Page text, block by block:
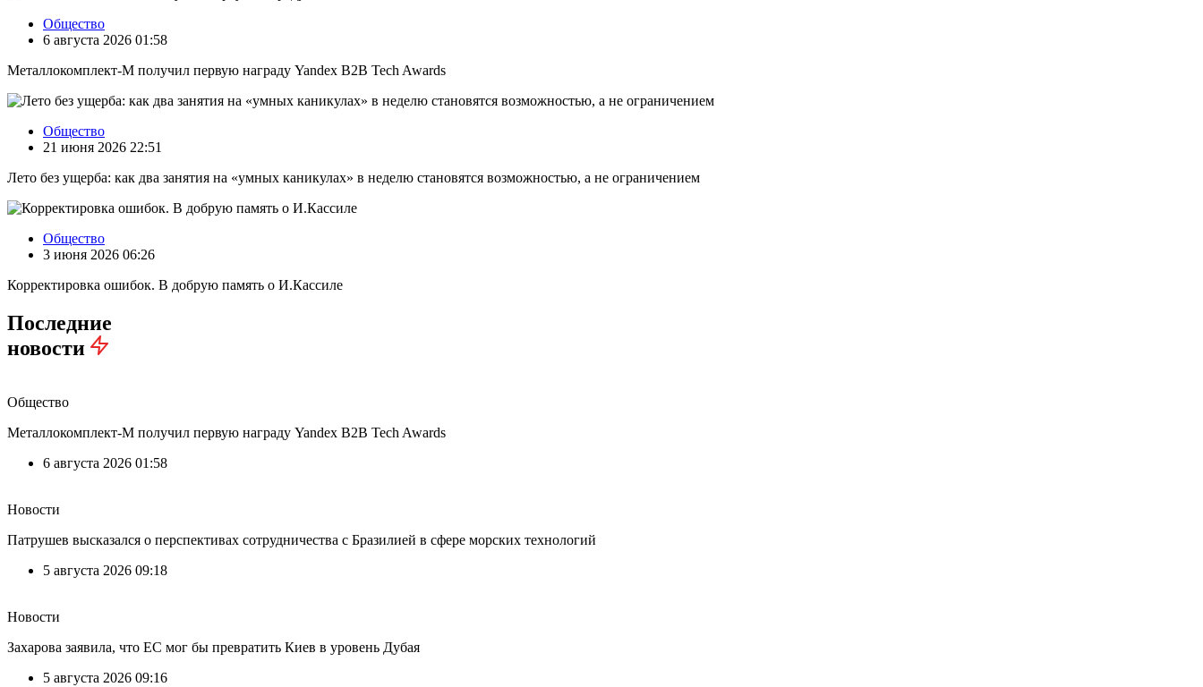
Общество
6 августа 2026 01:58
Металлокомплект-М получил первую награду Yandex B2B Tech Awards
Общество
21 июня 2026 22:51
Лето без ущерба: как два занятия на «умных каникулах» в неделю становятся возможностью, а не ограничением
Общество
3 июня 2026 06:26
Корректировка ошибок. В добрую память о И.Кассиле
Последние
новости
Общество
Металлокомплект-М получил первую награду Yandex B2B Tech Awards
6 августа 2026 01:58
Новости
Патрушев высказался о перспективах сотрудничества с Бразилией в сфере морских технологий
5 августа 2026 09:18
Новости
Захарова заявила, что ЕС мог бы превратить Киев в уровень Дубая
5 августа 2026 09:16